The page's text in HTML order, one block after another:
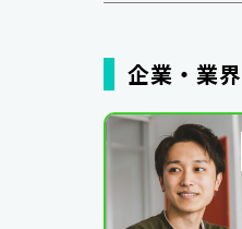
企業・業